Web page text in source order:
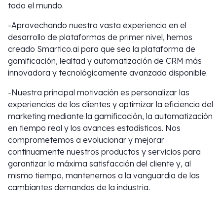
todo el mundo.
-Aprovechando nuestra vasta experiencia en el
desarrollo de plataformas de primer nivel, hemos
creado Smartico.ai para que sea la plataforma de
gamificación, lealtad y automatización de CRM más
innovadora y tecnológicamente avanzada disponible.
-Nuestra principal motivación es personalizar las
experiencias de los clientes y optimizar la eficiencia del
marketing mediante la gamificación, la automatización
en tiempo real y los avances estadísticos. Nos
comprometemos a evolucionar y mejorar
continuamente nuestros productos y servicios para
garantizar la máxima satisfacción del cliente y, al
mismo tiempo, mantenernos a la vanguardia de las
cambiantes demandas de la industria.